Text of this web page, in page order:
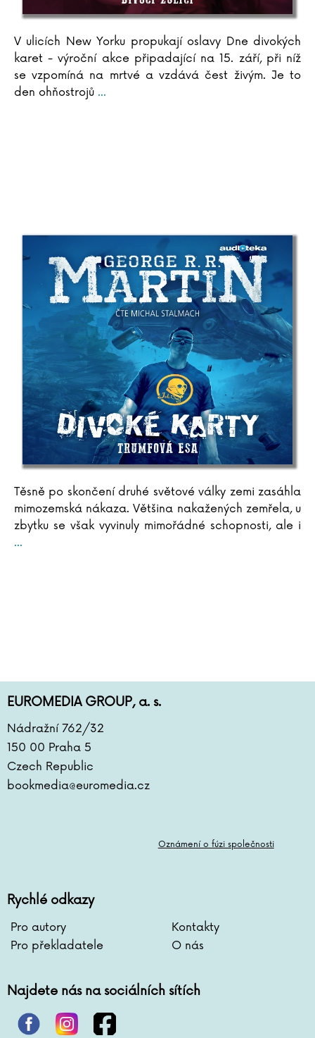
V ulicích New Yorku propukají oslavy Dne divokých
karet - výroční akce připadající na 15. září, při níž
se vzpomíná na mrtvé a vzdává čest živým. Je to
den ohňostrojů ...
Těsně po skončení druhé světové války zemi zasáhla
mimozemská nákaza. Většina nakažených zemřela, u
zbytku se však vyvinuly mimořádné schopnosti, ale i
...
EUROMEDIA GROUP, a. s.
Nádražní 762/32
150 00 Praha 5
Czech Republic
bookmedia@euromedia.cz
Oznámení o fúzi společnosti
Rychlé odkazy
Pro autory
Kontakty
Pro překladatele
O nás
Najdete nás na sociálních sítích